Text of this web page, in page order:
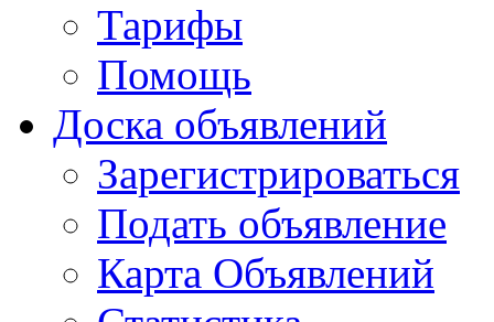
Тарифы
Помощь
Доска объявлений
Зарегистрироваться
Подать объявление
Карта Объявлений